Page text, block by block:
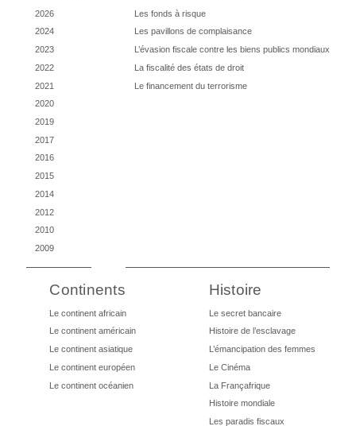
2026
2024
2023
2022
2021
2020
2019
2017
2016
2015
2014
2012
2010
2009
Les fonds à risque
Les pavillons de complaisance
L’évasion fiscale contre les biens publics mondiaux
La fiscalité des états de droit
Le financement du terrorisme
Continents
Le continent africain
Le continent américain
Le continent asiatique
Le continent européen
Le continent océanien
Histoire
Le secret bancaire
Histoire de l’esclavage
L’émancipation des femmes
Le Cinéma
La Françafrique
Histoire mondiale
Les paradis fiscaux